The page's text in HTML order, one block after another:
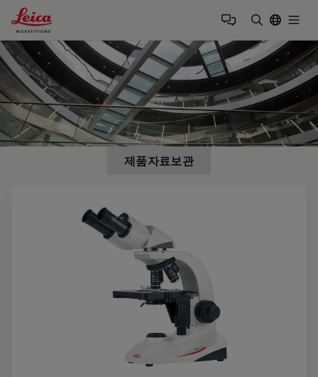
Leica Microsystems Logo
제품자료보관